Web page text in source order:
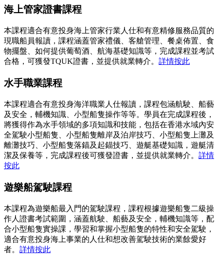
海上管家證書課程
本課程適合有意投身海上管家行業人仕和有意精修服務品質的
現職船員報讀，課程涵蓋管家禮儀、客艙管理、餐桌佈置、食
物擺盤、如何提供葡萄酒、航海基礎知識等，完成課程並考試
合格，可獲發TQUK證書，並提供就業轉介。 詳情按此
水手職業課程
本課程適合有意投身海洋職業人仕報讀，課程包涵航駛、船藝
及安全，輔機知識、小型船隻操作等等。學員在完成課程後，
將獲得作為水手領域的多項知識和技能，包括在香港水域內安
全駕駛小型船隻、小型船隻離岸及泊岸技巧、小型船隻上灘及
離灘技巧、小型船隻落錨及起錨技巧、遊艇基礎知識，遊艇清
潔及保養等，完成課程後可獲發證書，並提供就業轉介。 詳情
按此
遊樂船駕駛課程
本課程為遊樂船最入門的駕駛課程，課程根據遊樂船隻二級操
作人證書考試範圍，涵蓋航駛、船藝及安全，輔機知識等，配
合小型船隻實操課，學習和掌握小型船隻的特性和安全駕駛，
適合有意投身海上事業的人仕和想改善駕駛技術的業餘愛好
者。 詳情按此